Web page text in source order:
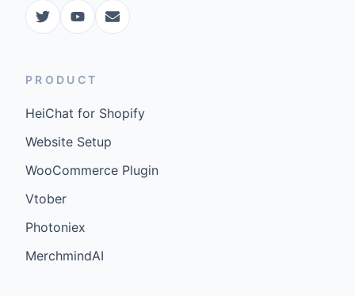
PRODUCT
HeiChat for Shopify
Website Setup
WooCommerce Plugin
Vtober
Photoniex
MerchmindAI